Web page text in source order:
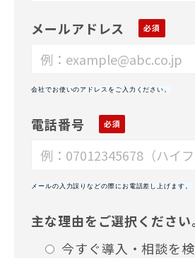
メールアドレス
会社でお使いのアドレスをご入力ください。
電話番号
メールの入力誤りなどの際にお電話差し上げます。
主な理由をご選択ください。
今すぐ導入・相談を